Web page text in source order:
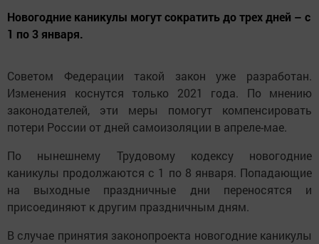
Новогодние каникулы могут сократить до трех дней – с
1 по 3 января.
Советом Федерации такой закон уже разработан.
Изменения коснутся только 2021 года. По мнению
законодателей, эти меры помогут компенсировать
потери России от дней самоизоляции в апреле-мае.
По нынешнему Трудовому кодексу новогодние
каникулы продолжаются с 1 по 8 января. Попадающие
на выходные праздничные дни переносятся и
присоединяют к другим праздничным дням.
В случае принятия законопроекта новогодние каникулы